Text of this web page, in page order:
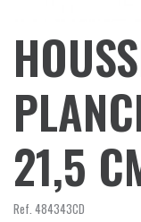
21,5
Ref. 484343CD